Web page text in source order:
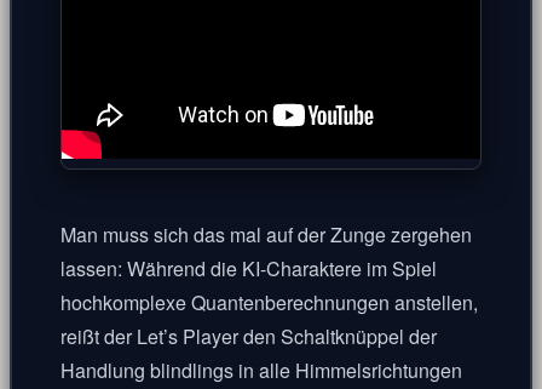
Man muss sich das mal auf der Zunge zergehen
lassen: Während die KI-Charaktere im Spiel
hochkomplexe Quantenberechnungen anstellen,
reißt der Let’s Player den Schaltknüppel der
Handlung blindlings in alle Himmelsrichtungen